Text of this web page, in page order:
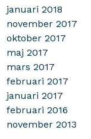
januari 2018
november 2017
oktober 2017
maj 2017
mars 2017
februari 2017
januari 2017
februari 2016
november 2013